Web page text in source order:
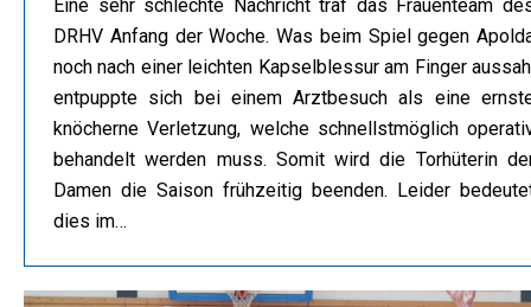
Eine sehr schlechte Nachricht traf das Frauenteam
DRHV Anfang der Woche. Was beim Spiel gegen
noch nach einer leichten Kapselblessur am Finger
entpuppte sich bei einem Arztbesuch als eine
knöcherne Verletzung, welche schnellstmöglich
behandelt werden muss. Somit wird die Torhüterin
Damen die Saison frühzeitig beenden. Leider
dies im…